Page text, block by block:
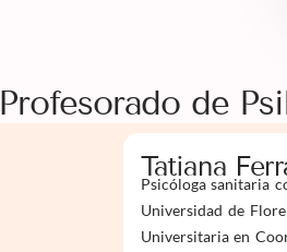
Profesorado de
Tatiana
Psicóloga sanitaria
Universidad de
Universitaria en